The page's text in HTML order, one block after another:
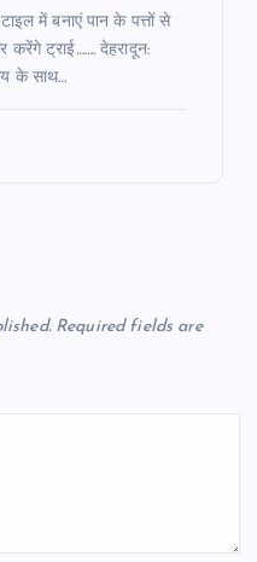
में बनाएं पान के पत्तों से
करेंगे ट्राई……. देहरादून:
के साथ…
Required fields are